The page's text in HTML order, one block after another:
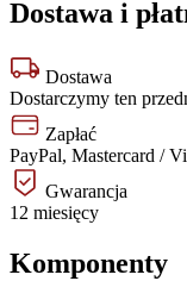
Dostawa i
Dostawa
Dostarczymy ten
Zapłać
PayPal, Mastercard /
Gwarancja
12 miesięcy
Komponenty